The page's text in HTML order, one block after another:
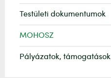
Testületi dokumentumok
MOHOSZ
Pályázatok, támogatások